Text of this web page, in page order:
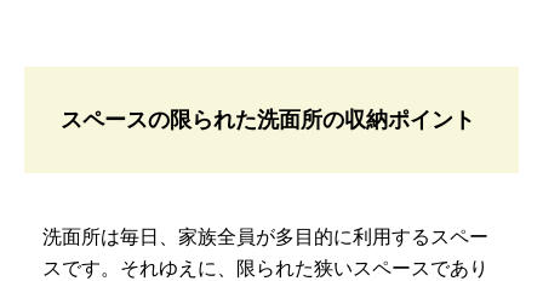
スペースの限られた洗面所の収納ポイント
洗面所は毎日、家族全員が多目的に利用するスペー
スです。それゆえに、限られた狭いスペースであり